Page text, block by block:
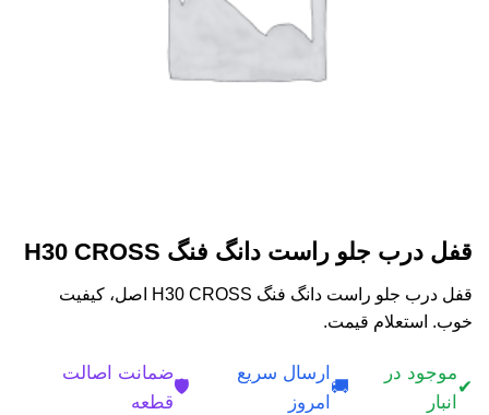
قفل درب جلو راست دانگ فنگ H30 CROSS
قفل درب جلو راست دانگ فنگ H30 CROSS اصل، کیفیت
خوب. استعلام قیمت.
✔
موجود در
انبار
🚚
ارسال سریع
امروز
🛡️
ضمانت اصالت
قطعه